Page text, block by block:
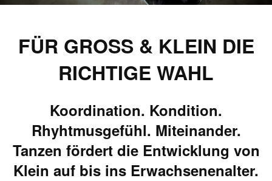
FÜR GROSS & KLEIN DIE R
ICHTIGE WAHL
Koordination. Kondition.
Rhyhtmusgefühl. Miteinander.
Tanzen fördert die Entwicklung von
Klein auf bis ins Erwachsenenalter.